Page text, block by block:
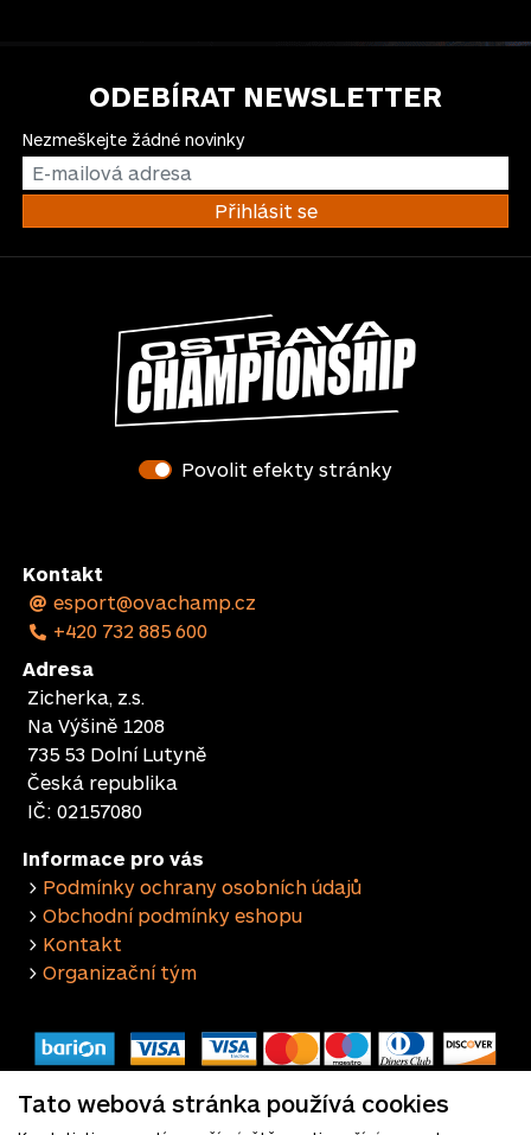
ODEBÍRAT NEWSLETTER
Nezmeškejte žádné novinky
Kontakt
esport@ovachamp.cz
+420 732 885 600
Adresa
Zicherka, z.s.
Na Výšině 1208
735 53 Dolní Lutyně
Česká republika
IČ: 02157080
Informace pro vás
> Podmínky ochrany osobních údajů
> Obchodní podmínky eshopu
> Kontakt
> Organizační tým
Povolit efekty stránky
©2020 - 2026OSTRAVA CHAMPIONSHIP VŠECHNA
Tato webová stránka používá cookies